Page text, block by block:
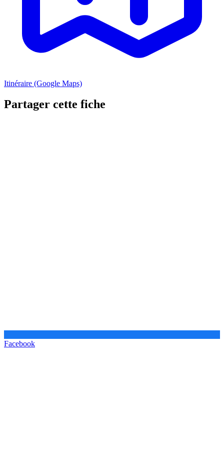
Itinéraire (Google Maps)
Partager cette fiche
Facebook